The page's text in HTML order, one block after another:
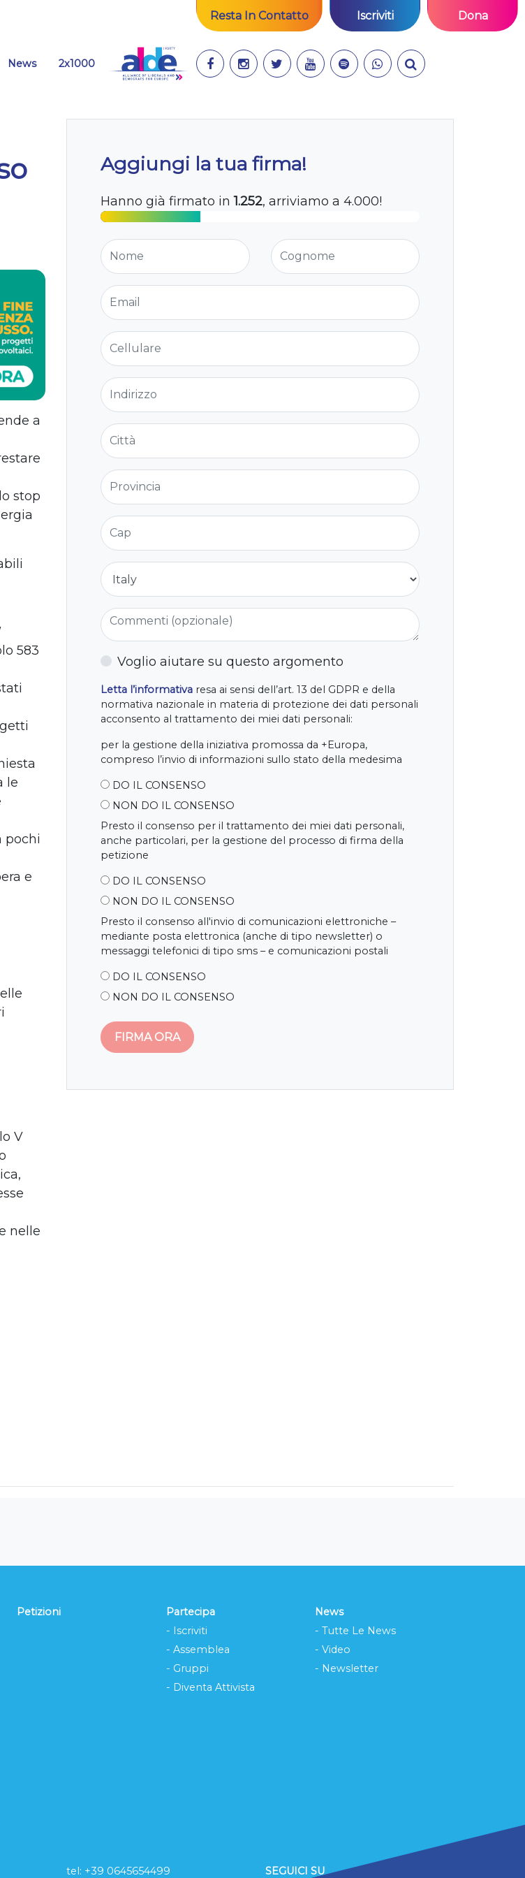
Resta In Contatto Iscriviti Dona
News 2x1000
a
stop
583
le
pochi
e
V
nelle
Aggiungi la tua firma!
Hanno già firmato in1.252, arriviamo a 4.000!
Nome Cognome
Email
Cellulare
Indirizzo
Città
Provincia
Cap
Nazione
Commenti (opzionale)
Voglio aiutare su questo argomento
Letta l’informativa resa ai sensi dell’art. 13 del GDPR e della
normativa nazionale in materia di protezione dei dati personali
acconsento al trattamento dei miei dati personali:
per la gestione della iniziativa promossa da +Europa,
compreso l’invio di informazioni sullo stato della medesima
DO IL CONSENSO
NON DO IL CONSENSO
Presto il consenso per il trattamento dei miei dati personali,
anche particolari, per la gestione del processo di firma della
petizione
DO IL CONSENSO
NON DO IL CONSENSO
Presto il consenso all'invio di comunicazioni elettroniche –
mediante posta elettronica (anche di tipo newsletter) o
messaggi telefonici di tipo sms – e comunicazioni postali
DO IL CONSENSO
NON DO IL CONSENSO
Petizioni
Partecipa
- Iscriviti
- Assemblea
- Gruppi
- Diventa Attivista
News
- Tutte Le News
- Video
- Newsletter
tel: ‭+39 0645654499 SEGUICI SU